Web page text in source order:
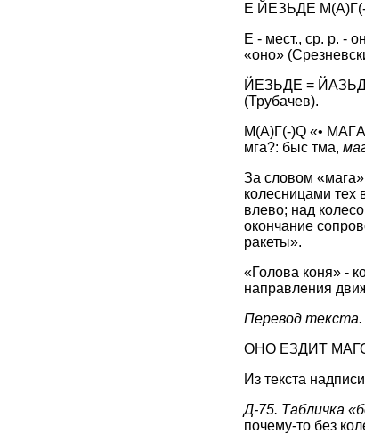
Е ЙЕЗЬДЕ
Е - мест., ср. р. -
«оно»
ЙЕЗЬДЕ =
(Трубачев).
М(А)Г(-)Q «•
мга?: быс тма,
За словом
колесницами тех
влево; над
окончание
ракеты».
«Голова коня» -
направления
Перевод текста.
ОНО ЕЗДИТ
Из текста
Д-75. Табличка
почему-то без